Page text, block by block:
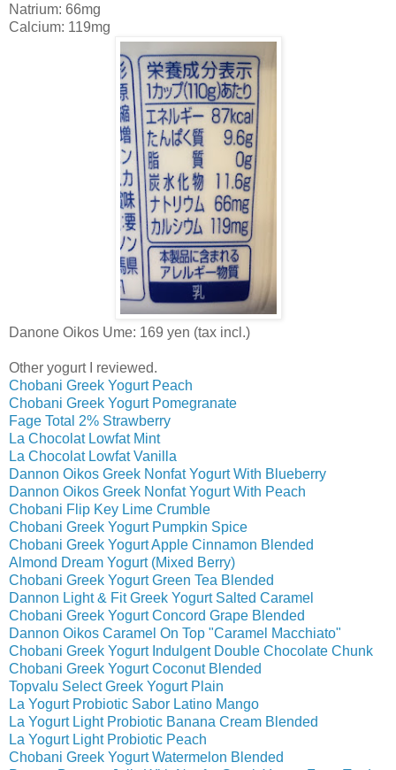
Natrium: 66mg
Calcium: 119mg
Danone Oikos Ume: 169 yen (tax incl.)
Other yogurt I reviewed.
Chobani Greek Yogurt Peach
Chobani Greek Yogurt Pomegranate
Fage Total 2% Strawberry
La Chocolat Lowfat Mint
La Chocolat Lowfat Vanilla
Dannon Oikos Greek Nonfat Yogurt With Blueberry
Dannon Oikos Greek Nonfat Yogurt With Peach
Chobani Flip Key Lime Crumble
Chobani Greek Yogurt Pumpkin Spice
Chobani Greek Yogurt Apple Cinnamon Blended
Almond Dream Yogurt (Mixed Berry)
Chobani Greek Yogurt Green Tea Blended
Dannon Light & Fit Greek Yogurt Salted Caramel
Chobani Greek Yogurt Concord Grape Blended
Dannon Oikos Caramel On Top "Caramel Macchiato"
Chobani Greek Yogurt Indulgent Double Chocolate Chunk
Chobani Greek Yogurt Coconut Blended
Topvalu Select Greek Yogurt Plain
La Yogurt Probiotic Sabor Latino Mango
La Yogurt Light Probiotic Banana Cream Blended
La Yogurt Light Probiotic Peach
Chobani Greek Yogurt Watermelon Blended